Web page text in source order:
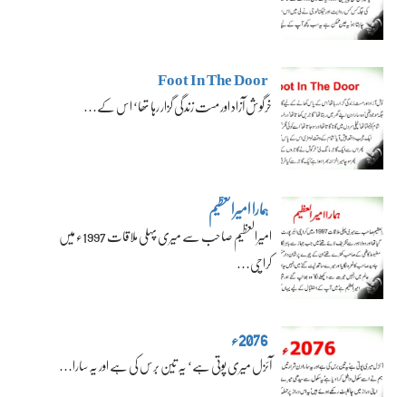
Foot In The Door
خرگوش آزاد اور مست زندگی گزار رہا تھا‘ اس کے…
ہمارا امیرالعظیم
امیرالعظیم صاحب سے میری پہلی ملاقات 1997ء میں
کراچی…
2076ء
آئزل میری پوتی ہے‘ یہ تین برس کی ہے اور یہ سارا…